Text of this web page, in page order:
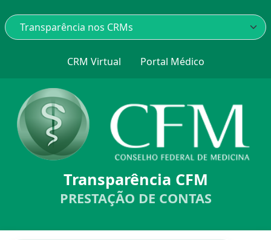
CRM Virtual Portal Médico
Transparência CFM
PRESTAÇÃO DE CONTAS